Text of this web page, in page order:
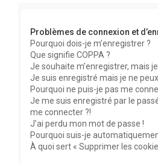
Problèmes de connexion et
Pourquoi dois-je m’enregistrer ?
Que signifie COPPA ?
Je souhaite m’enregistrer, mais je
Je suis enregistré mais je ne
Pourquoi ne puis-je pas me
Je me suis enregistré par le
me connecter ?!
J’ai perdu mon mot de passe !
Pourquoi suis-je
À quoi sert « Supprimer les